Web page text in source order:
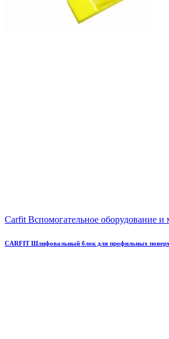
Carfit Вспомогательное оборудование и
CARFIT Шлифовальный блок для профильных